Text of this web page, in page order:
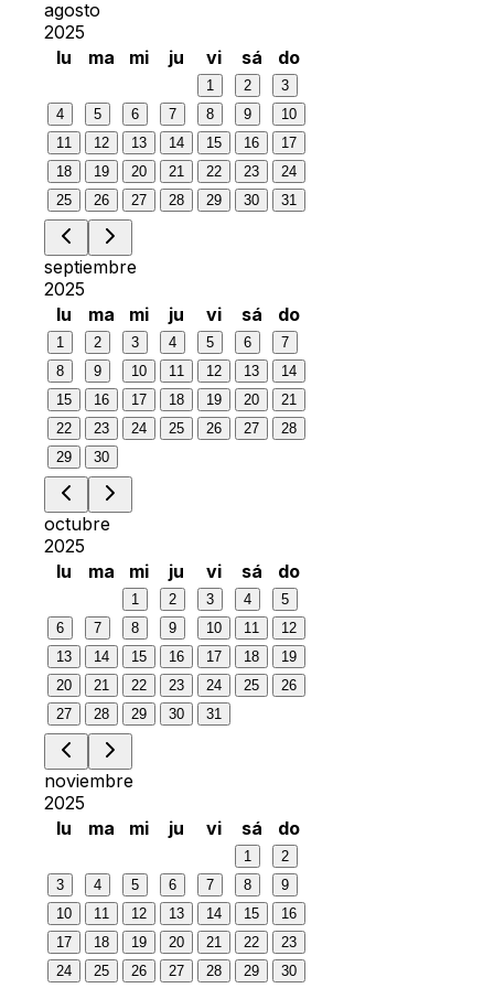
agosto
2025
lu
ma mi ju vi sá do
1 2
3
4
5 6 7 8 9
10
11
12 13 14 15 16
17
18
19 20 21 22 23
24
25
26 27 28 29 30 31
septiembre
2025
lu
ma mi ju vi sá do
1 2 3 4 5 6
7
8
9 10 11 12 13
14
15
16 17 18 19 20
21
22
23 24 25 26 27
28
29
30
octubre
2025
lu
ma mi ju vi sá do
1 2 3 4
5
6
7 8 9 10 11
12
13
14 15 16 17 18
19
20
21 22 23 24 25
26
27
28 29 30 31
noviembre
2025
lu
ma mi ju vi sá do
1
2
3
4 5 6 7 8
9
10
11 12 13 14 15
16
17
18 19 20 21 22
23
24
25 26 27 28 29 30